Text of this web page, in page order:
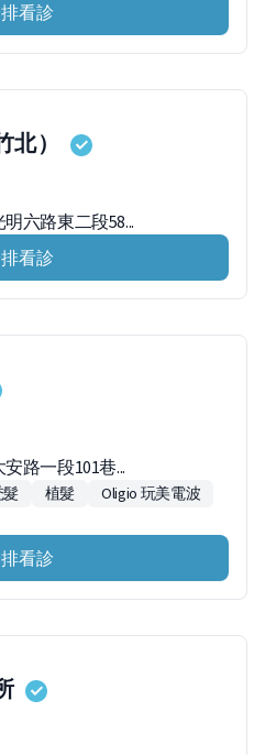
看診
）
六路東二段58...
看診
路一段101巷...
髮 植髮
Oligio 玩美電波
看診